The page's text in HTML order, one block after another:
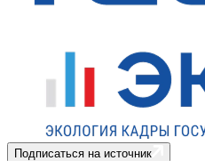
Подписаться на источник